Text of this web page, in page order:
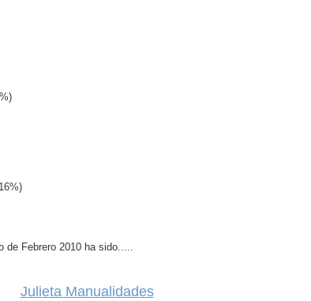
de Febrero 2010 ha sido.....
Julieta Manualidades